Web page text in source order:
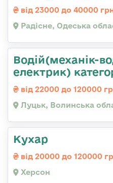
від 23000 до 40000
Радісне, Одеська
Водій(механік-
електрик)
від 22000 до 120000
Луцьк, Волинська
Кухар
від 20000 до 120000
Херсон